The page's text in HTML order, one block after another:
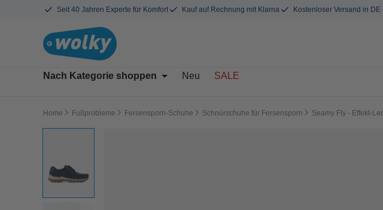
Seit 40 Jahren Experte für Komfort Kauf auf Rechnung mit Klarna Kostenloser Versand in DE
Nach Kategorie shoppen Neu SALE
Home Fußprobleme Fersensporn-Schuhe Schnürschuhe für Fersensporn Seamy Fly - Effekt-